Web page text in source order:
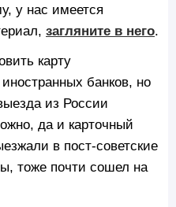
у нас имеется
загляните в него.
карту
банков, но
из России
да и карточный
в пост-советские
тоже почти сошел на